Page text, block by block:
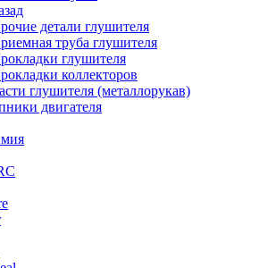
детали глушителя
труба глушителя
глушителя
коллекторов
глушителя (металлорукав)
двигателя